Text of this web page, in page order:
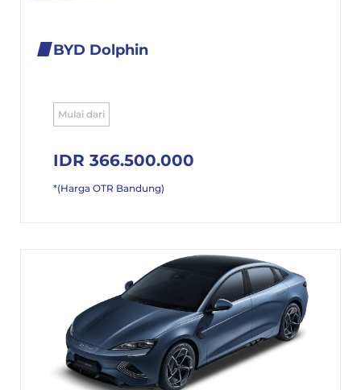
BYD Dolphin
Mulai dari
IDR 366.500.000
*(Harga OTR Bandung)